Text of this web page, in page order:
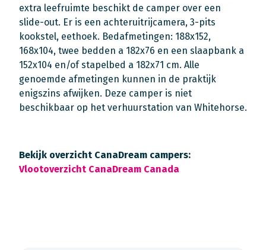
extra leefruimte beschikt de camper over een
slide-out. Er is een achteruitrijcamera, 3-pits
kookstel, eethoek. Bedafmetingen: 188x152,
168x104, twee bedden a 182x76 en een slaapbank a
152x104 en/of stapelbed a 182x71 cm. Alle
genoemde afmetingen kunnen in de praktijk
enigszins afwijken. Deze camper is niet
beschikbaar op het verhuurstation van Whitehorse.
Bekijk overzicht CanaDream campers:
Vlootoverzicht CanaDream Canada